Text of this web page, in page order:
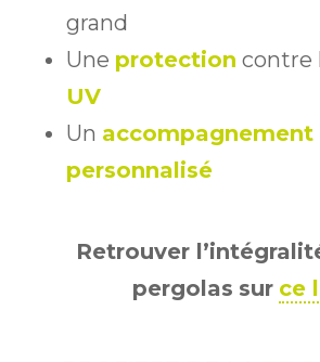
grand
Une protection contre
UV
Un accompagnement
personnalisé
Retrouver
pergolas sur ce